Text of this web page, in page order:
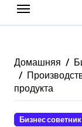
Домашняя
продукта
Бизнес советник